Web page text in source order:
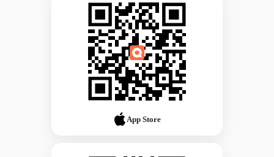
App Store